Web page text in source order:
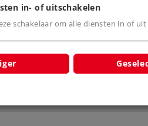
in- of uitschakelen
schakelaar om alle diensten in of uit